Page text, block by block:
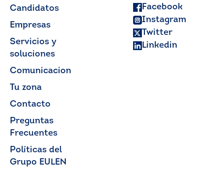
Candidatos
Empresas
Servicios y
soluciones
Comunicacion
Tu zona
Contacto
Preguntas
Frecuentes
Políticas del
Grupo EULEN
Facebook
Instagram
Twitter
Linkedin